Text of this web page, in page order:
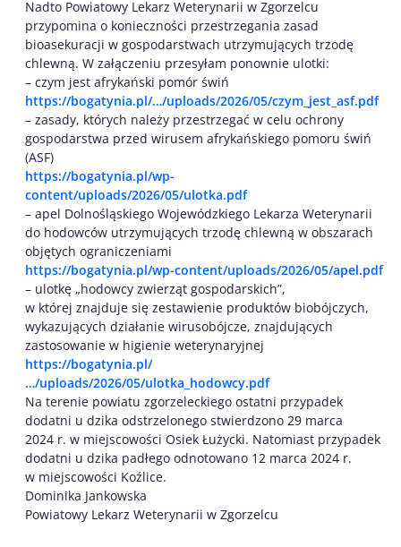
Nadto Powiatowy Lekarz Weterynarii w Zgorzelcu
przypomina o konieczności przestrzegania zasad
bioasekuracji w gospodarstwach utrzymujących trzodę
chlewną. W załączeniu przesyłam ponownie ulotki:
– czym jest afrykański pomór świń
https://bogatynia.pl/…/uploads/2026/05/czym_jest_asf.pdf
– zasady, których należy przestrzegać w celu ochrony
gospodarstwa przed wirusem afrykańskiego pomoru świń
(ASF)
https://bogatynia.pl/wp-
content/uploads/2026/05/ulotka.pdf
– apel Dolnośląskiego Wojewódzkiego Lekarza Weterynarii
do hodowców utrzymujących trzodę chlewną w obszarach
objętych ograniczeniami
https://bogatynia.pl/wp-content/uploads/2026/05/apel.pdf
– ulotkę „hodowcy zwierząt gospodarskich”,
w której znajduje się zestawienie produktów biobójczych,
wykazujących działanie wirusobójcze, znajdujących
zastosowanie w higienie weterynaryjnej
https://bogatynia.pl/
…/uploads/2026/05/ulotka_hodowcy.pdf
Na terenie powiatu zgorzeleckiego ostatni przypadek
dodatni u dzika odstrzelonego stwierdzono 29 marca
2024 r. w miejscowości Osiek Łużycki. Natomiast przypadek
dodatni u dzika padłego odnotowano 12 marca 2024 r.
w miejscowości Koźlice.
Dominika Jankowska
Powiatowy Lekarz Weterynarii w Zgorzelcu